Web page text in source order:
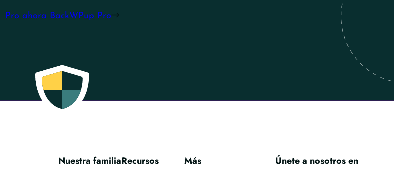
Pro ahora BackWPup Pro
Nuestra familiaRecursos Más Únete a nosotros en